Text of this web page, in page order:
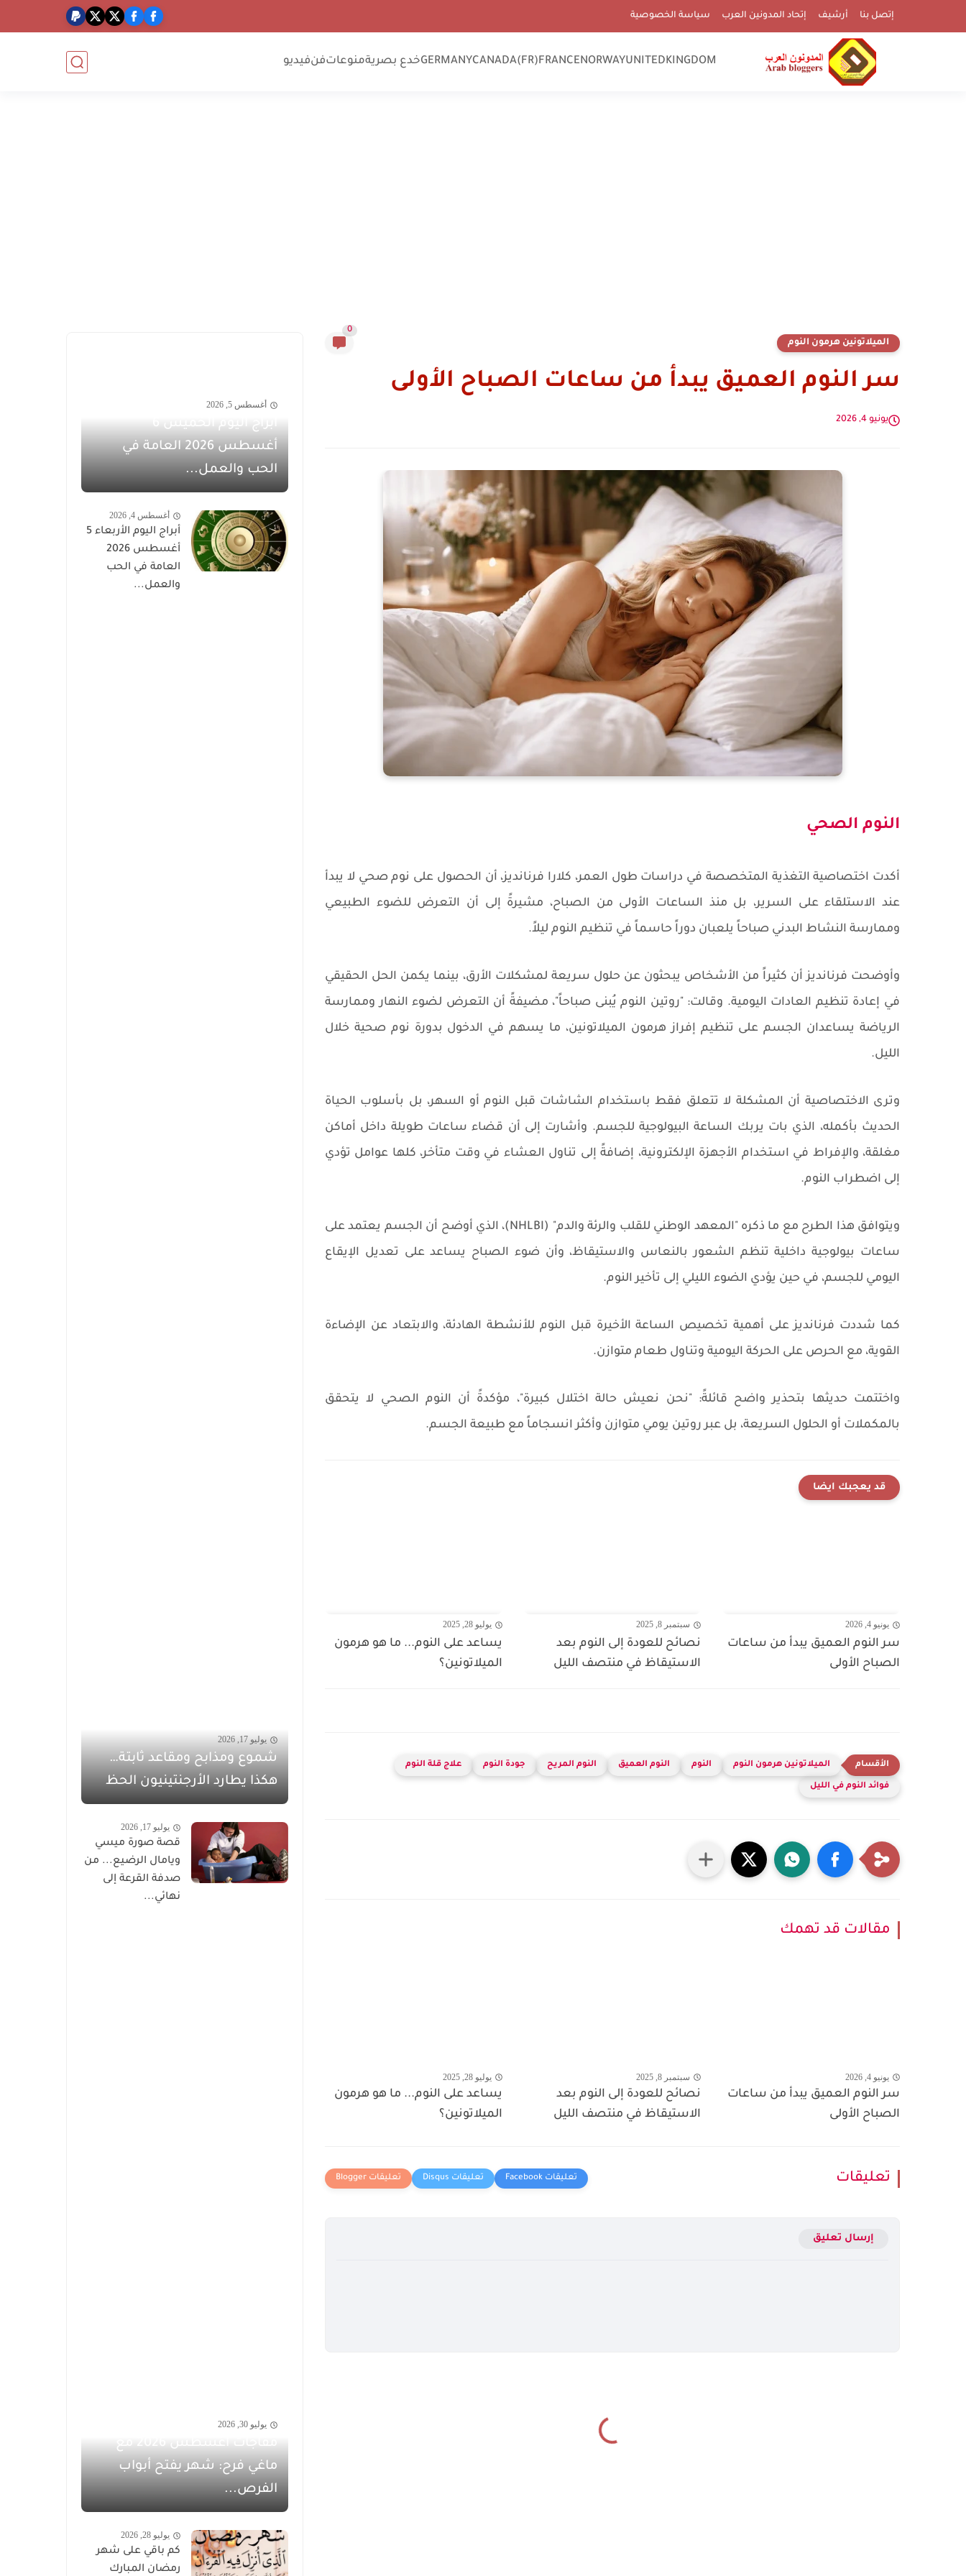
إتصل بنا أرشيف إتحاد المدونين العرب سياسة الخصوصية
UNITEDKINGDOM
NORWAY
FRANCE
CANADA(FR)
GERMANYخدع بصريةمنوعاتفنفيديو
الميلاتونين هرمون النوم
0
سر النوم العميق يبدأ من ساعات الصباح الأولى
يونيو 4, 2026
النوم الصحي
أكدت اختصاصية التغذية المتخصصة في دراسات طول العمر، كلارا فرنانديز، أن الحصول على نوم صحي لا يبدأ
عند الاستلقاء على السرير، بل منذ الساعات الأولى من الصباح، مشيرةً إلى أن التعرض للضوء الطبيعي
وممارسة النشاط البدني صباحاً يلعبان دوراً حاسماً في تنظيم النوم ليلاً.
وأوضحت فرنانديز أن كثيراً من الأشخاص يبحثون عن حلول سريعة لمشكلات الأرق، بينما يكمن الحل الحقيقي
في إعادة تنظيم العادات اليومية. وقالت: "روتين النوم يُبنى صباحاً"، مضيفةً أن التعرض لضوء النهار وممارسة
الرياضة يساعدان الجسم على تنظيم إفراز هرمون الميلاتونين، ما يسهم في الدخول بدورة نوم صحية خلال
الليل.
وترى الاختصاصية أن المشكلة لا تتعلق فقط باستخدام الشاشات قبل النوم أو السهر، بل بأسلوب الحياة
الحديث بأكمله، الذي بات يربك الساعة البيولوجية للجسم. وأشارت إلى أن قضاء ساعات طويلة داخل أماكن
مغلقة، والإفراط في استخدام الأجهزة الإلكترونية، إضافةً إلى تناول العشاء في وقت متأخر، كلها عوامل تؤدي
إلى اضطراب النوم.
ويتوافق هذا الطرح مع ما ذكره "المعهد الوطني للقلب والرئة والدم" (NHLBI)، الذي أوضح أن الجسم يعتمد على
ساعات بيولوجية داخلية تنظم الشعور بالنعاس والاستيقاظ، وأن ضوء الصباح يساعد على تعديل الإيقاع
اليومي للجسم، في حين يؤدي الضوء الليلي إلى تأخير النوم.
كما شددت فرنانديز على أهمية تخصيص الساعة الأخيرة قبل النوم للأنشطة الهادئة، والابتعاد عن الإضاءة
القوية، مع الحرص على الحركة اليومية وتناول طعام متوازن.
واختتمت حديثها بتحذير واضح قائلةً: "نحن نعيش حالة اختلال كبيرة"، مؤكدةً أن النوم الصحي لا يتحقق
بالمكملات أو الحلول السريعة، بل عبر روتين يومي متوازن وأكثر انسجاماً مع طبيعة الجسم.
قد يعجبك ايضا
يونيو 4, 2026
سر النوم العميق يبدأ من ساعات
الصباح الأولى
سبتمبر 8, 2025
نصائح للعودة إلى النوم بعد
الاستيقاظ في منتصف الليل
يوليو 28, 2025
يساعد على النوم... ما هو هرمون
الميلاتونين؟
الميلاتونين هرمون النوم النوم النوم العميق النوم المريح جودة النوم علاج قلة النوم
فوائد النوم في الليل
مقالات قد تهمك
يونيو 4, 2026
سر النوم العميق يبدأ من ساعات
الصباح الأولى
سبتمبر 8, 2025
نصائح للعودة إلى النوم بعد
الاستيقاظ في منتصف الليل
يوليو 28, 2025
يساعد على النوم... ما هو هرمون
الميلاتونين؟
تعليقات
إرسال تعليق
أغسطس 5, 2026
أبراج اليوم الخميس 6
أغسطس 2026 العامة في
الحب والعمل...
أغسطس 4, 2026
أبراج اليوم الأربعاء 5
أغسطس 2026
العامة في الحب
والعمل...
يوليو 17, 2026
شموع ومذابح ومقاعد ثابتة…
هكذا يطارد الأرجنتينيون الحظ
يوليو 17, 2026
قصة صورة ميسي
ويامال الرضيع... من
صدفة القرعة إلى
نهائي...
يوليو 30, 2026
مفاجآت أغسطس 2026 مع
ماغي فرح: شهر يفتح أبواب
الفرص...
يوليو 28, 2026
كم باقي على شهر
رمضان المبارك